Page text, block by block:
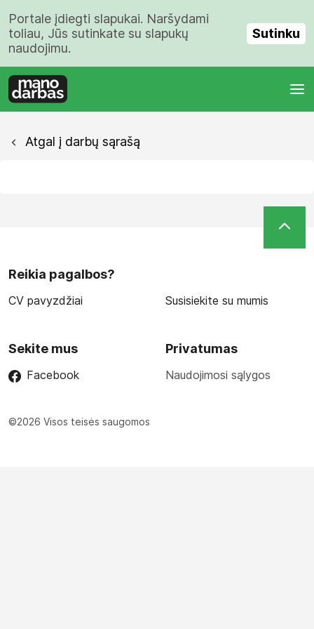
Portale įdiegti slapukai. Naršydami
toliau, Jūs sutinkate su slapukų
naudojimu.
Sutinku
Atgal į darbų sąrašą
Reikia pagalbos?
CV pavyzdžiai Susisiekite su mumis
Sekite mus
Facebook
Privatumas
Naudojimosi sąlygos
©2026 Visos teisės saugomos